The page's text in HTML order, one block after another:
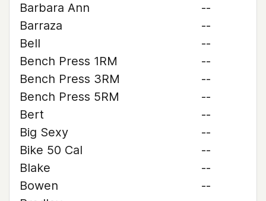
Barbara Ann
--
Barraza
--
Bell
--
Bench Press 1RM
--
Bench Press 3RM
--
Bench Press 5RM
--
Bert
--
Big Sexy
--
Bike 50 Cal
--
Blake
--
Bowen
--